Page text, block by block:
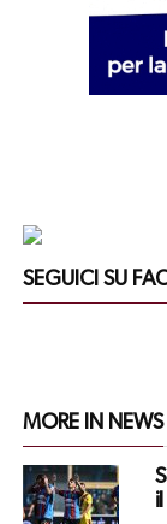
SEGUICI SU
MORE IN NEWS